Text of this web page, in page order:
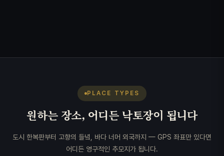
PLACE TYPES
원하는 장소, 어디든 낙토장이 됩니다
도시 한복판부터 고향의 들녘, 바다 너머 외국까지 — GPS 좌표만 있다면
어디든 영구적인 추모지가 됩니다.